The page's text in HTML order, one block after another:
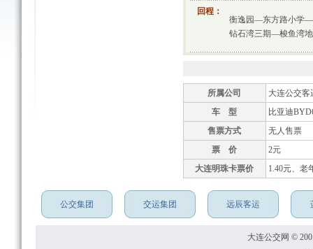
回程：
衡逸园—东方路小学
钻石湾三期—梭鱼湾
所属公司
大连公交客
车 型
比亚迪
售票方式
无人售票
票 价
2元
大连明珠卡票价
1.40元、老
公交集团 交运集团 远辰客运
大连公交网 ©